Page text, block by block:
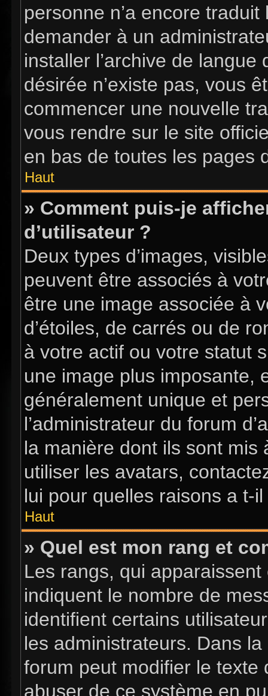
personne n’a encore
demander à un
installer l’archive de
désirée n’existe pas, vous
commencer une nouvelle
vous rendre sur le site
en bas de toutes les pages
Haut
» Comment puis-je
d’utilisateur ?
Deux types d’images,
peuvent être associés à
être une image associée à
d’étoiles, de carrés ou de
à votre actif ou votre statut
une image plus imposante,
généralement unique et
l’administrateur du forum
la manière dont ils sont mis
utiliser les avatars,
lui pour quelles raisons a t-
Haut
» Quel est mon rang et
Les rangs, qui
indiquent le nombre de
identifient certains
les administrateurs. Dans
forum peut modifier le
abuser de ce système en